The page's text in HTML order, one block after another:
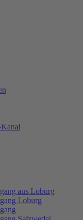
aus Loburg
Loburg